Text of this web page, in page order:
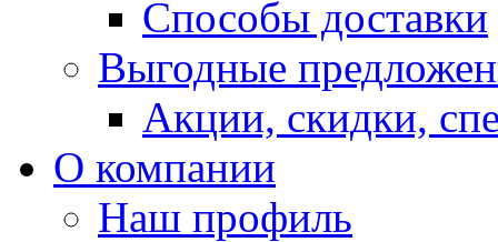
Способы доставки
Выгодные
Акции, скидки,
О компании
Наш профиль